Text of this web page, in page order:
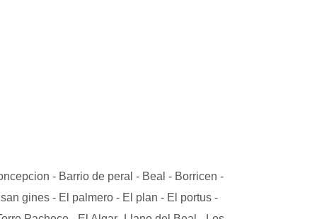
- Barrio de peral - Beal - Borricen -
gines - El palmero - El plan - El portus -